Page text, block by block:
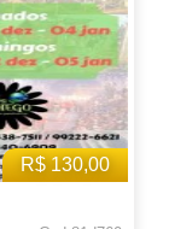
R$ 130,00